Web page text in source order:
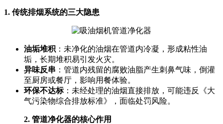
1. 传统排烟系统的三大隐患
油垢堆积 ：未净化的油烟在管道内冷凝，形成粘性油
垢，长期堆积易引发火灾。
异味反串 ：管道内残留的腐败油脂产生刺鼻气味，倒灌
至厨房或餐厅，影响用餐体验。
环保不达标：未经处理的油烟直接排放，可能违反《大
气污染物综合排放标准》，面临处罚风险。
2. 管道净化器的核心作用